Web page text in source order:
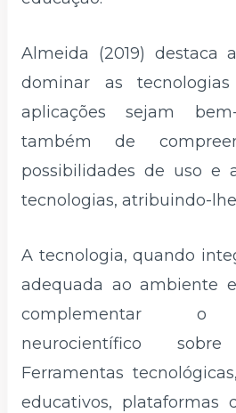
Almeida (2019) destaca
dominar as
aplicações sejam
também de
possibilidades de uso e
tecnologias, atribuindo-
A tecnologia, quando
adequada ao ambiente
complementar o
neurocientífico sobre
Ferramentas
educativos, plataformas